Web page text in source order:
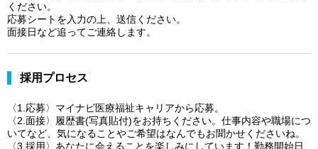
ください。
応募シートを入力の上、送信ください。
面接日など追ってご連絡します。
採用プロセス
〈1.応募〉マイナビ医療福祉キャリアから応募。
〈2.面接〉履歴書(写真貼付)をお持ちください。仕事内容や職場につ
いてなど、気になることやご希望はなんでもお聞かせくださいね。
〈3.採用〉あなたに会えることを楽しみにしています！勤務開始日